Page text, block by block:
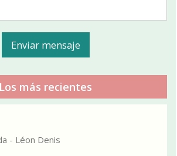
Los más recientes
- Léon Denis